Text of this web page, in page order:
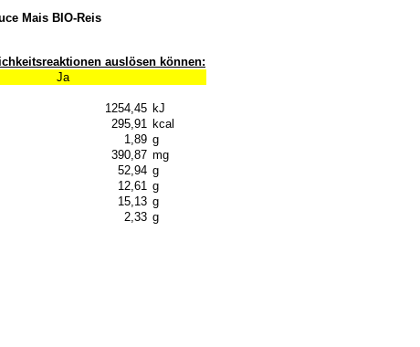
Mais BIO-Reis
auslösen können:
Ja
1254,45 kJ
295,91 kcal
1,89 g
390,87 mg
52,94 g
12,61 g
15,13 g
2,33 g